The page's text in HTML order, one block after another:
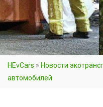
HEvCars » Новости
автомобилей